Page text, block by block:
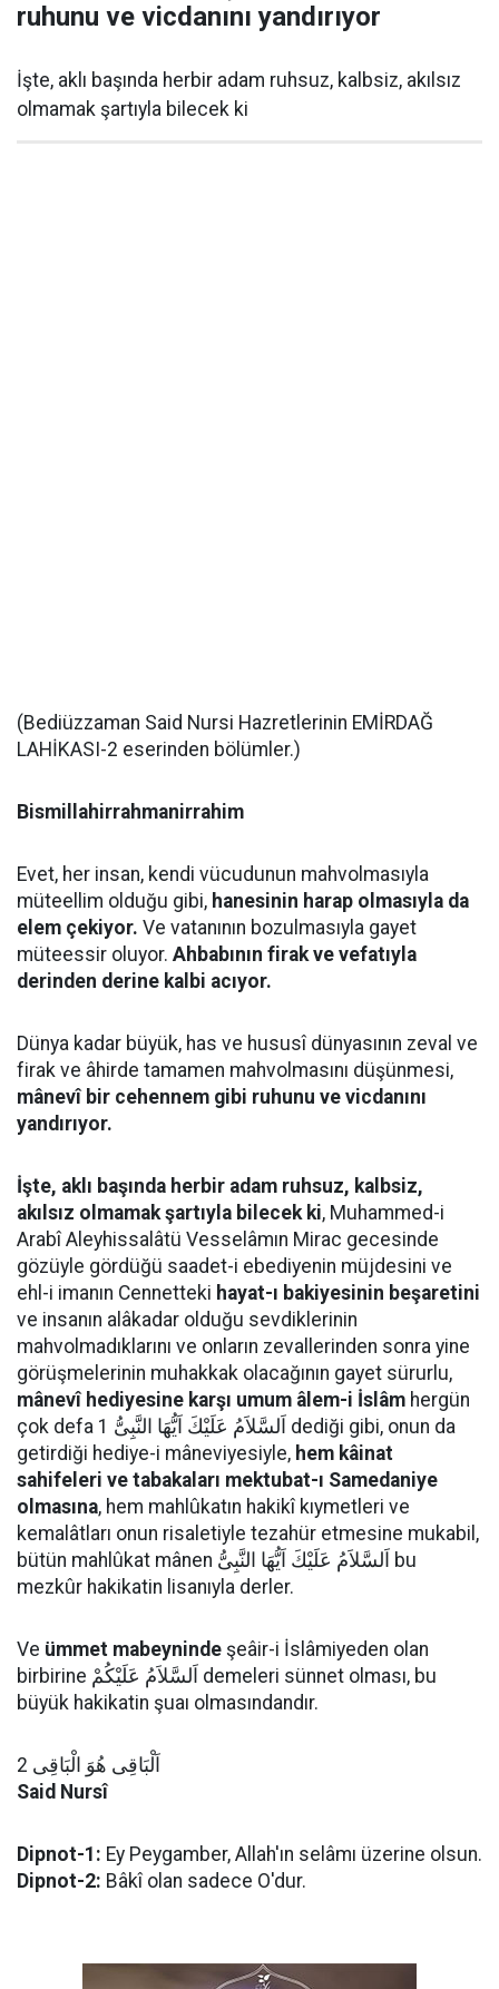
ruhunu ve vicdanını yandırıyor
İşte, aklı başında herbir adam ruhsuz, kalbsiz, akılsız
olmamak şartıyla bilecek ki
(Bediüzzaman Said Nursi Hazretlerinin EMİRDAĞ
LAHİKASI-2 eserinden bölümler.)
Bismillahirrahmanirrahim
Evet, her insan, kendi vücudunun mahvolmasıyla
müteellim olduğu gibi, hanesinin harap olmasıyla da
elem çekiyor. Ve vatanının bozulmasıyla gayet
müteessir oluyor. Ahbabının firak ve vefatıyla
derinden derine kalbi acıyor.
Dünya kadar büyük, has ve hususî dünyasının zeval ve
firak ve âhirde tamamen mahvolmasını düşünmesi,
mânevî bir cehennem gibi ruhunu ve vicdanını
yandırıyor.
İşte, aklı başında herbir adam ruhsuz, kalbsiz,
akılsız olmamak şartıyla bilecek ki, Muhammed-i
Arabî Aleyhissalâtü Vesselâmın Mirac gecesinde
gözüyle gördüğü saadet-i ebediyenin müjdesini ve
ehl-i imanın Cennetteki hayat-ı bakiyesinin beşaretini
ve insanın alâkadar olduğu sevdiklerinin
mahvolmadıklarını ve onların zevallerinden sonra yine
görüşmelerinin muhakkak olacağının gayet sürurlu,
mânevî hediyesine karşı umum âlem-i İslâm hergün
çok defa اَلسَّلاَمُ عَلَيْكَ اَيُّهَا النَّبِىُّ 1 dediği gibi, onun da
getirdiği hediye-i mâneviyesiyle, hem kâinat
sahifeleri ve tabakaları mektubat-ı Samedaniye
olmasına, hem mahlûkatın hakikî kıymetleri ve
kemalâtları onun risaletiyle tezahür etmesine mukabil,
bütün mahlûkat mânen اَلسَّلاَمُ عَلَيْكَ اَيُّهَا النَّبِىُّ bu
mezkûr hakikatin lisanıyla derler.
Ve ümmet mabeyninde şeâir-i İslâmiyeden olan
birbirine اَلسَّلاَمُ عَلَيْكُمْ demeleri sünnet olması, bu
büyük hakikatin şuaı olmasındandır.
اَلْبَاقِى هُوَ الْبَاقِى 2
Said Nursî
Dipnot-1: Ey Peygamber, Allah'ın selâmı üzerine olsun.
Dipnot-2: Bâkî olan sadece O'dur.